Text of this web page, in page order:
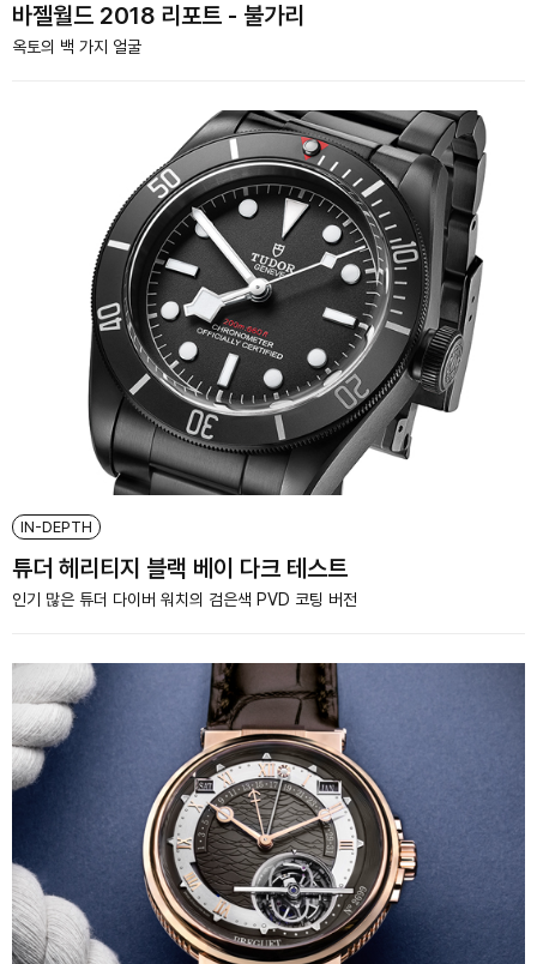
바젤월드 2018 리포트 - 불가리
옥토의 백 가지 얼굴
IN-DEPTH
튜더 헤리티지 블랙 베이 다크 테스트
인기 많은 튜더 다이버 워치의 검은색 PVD 코팅 버전